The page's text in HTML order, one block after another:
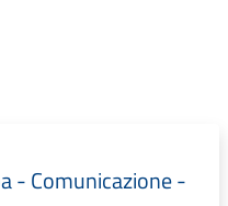
- Comunicazione -